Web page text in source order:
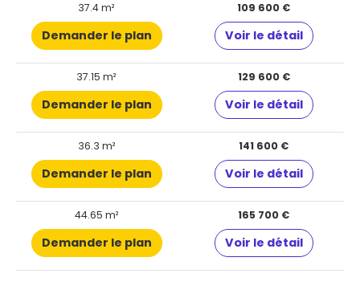
37.4 m² 109 600 €
Demander le plan Voir le détail
37.15 m² 129 600 €
Demander le plan Voir le détail
36.3 m² 141 600 €
Demander le plan Voir le détail
44.65 m² 165 700 €
Demander le plan Voir le détail